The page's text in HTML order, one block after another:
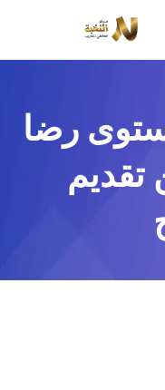
رضا
تقديم